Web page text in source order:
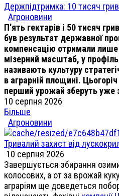
Держпідтримка: 10 тисяч
Агроновини
П'ять гектарів і 50 тисяч
був результат державної
компенсацію отримали
мізерний масштаб, у
називають культуру
в аграрній площині.
перший урожай зберуть уже
10 серпня 2026
Більше
Агроновини
Тривалий захист від
10 серпня 2026
Завершується збирання
колосових, а от за врожай
аграріям ще доведеться